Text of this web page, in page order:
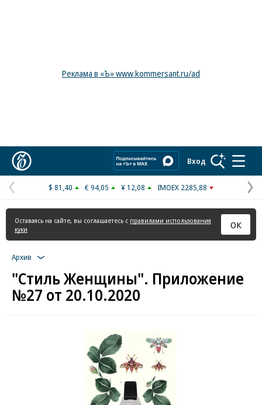
Реклама в «Ъ» www.kommersant.ru/ad
Вход
Предыдущая
страница
$ 81,40 € 94,05 ¥ 12,08 IMOEX 2285,88
Оставаясь на сайте, вы соглашаетесь с правилами использования
куки
ОК
Архив
"Стиль Женщины". Приложение
№27 от 20.10.2020